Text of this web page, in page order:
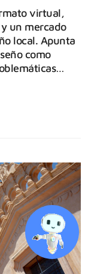
virtual,
un mercado
local. Apunta
como